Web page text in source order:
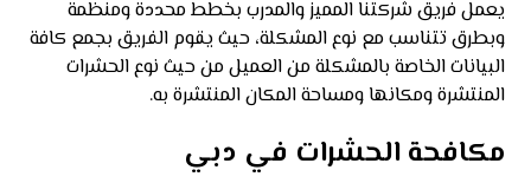
يعمل فريق شركتنا المميز والمدرب بخطط محددة ومنظمة
وبطرق تتناسب مع نوع المشكلة، حيث يقوم الفريق بجمع كافة
البيانات الخاصة بالمشكلة من العميل من حيث نوع الحشرات
المنتشرة ومكانها ومساحة المكان المنتشرة به.
مكافحة الحشرات في دبي